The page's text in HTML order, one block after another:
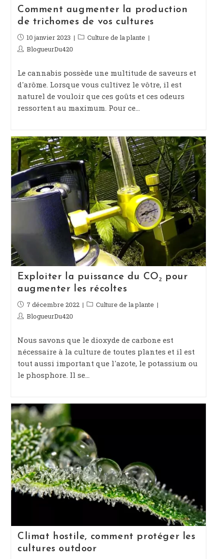
Comment augmenter la production
de trichomes de vos cultures
Publication
publiée :
10 janvier 2023
PostCulture de la plante
Auteur/autrice
la
publication :
BlogueurDu420
Le cannabis possède une multitude de saveurs et
d'arôme. Lorsque vous cultivez le vôtre, il est
naturel de vouloir que ces goûts et ces odeurs
ressortent au maximum. Pour ce…
Exploiter la puissance du CO₂ pour
augmenter les récoltes
Publication
publiée :
7 décembre 2022
PostCulture de la plante
Auteur/autrice
la
publication :
BlogueurDu420
Nous savons que le dioxyde de carbone est
nécessaire à la culture de toutes plantes et il est
tout aussi important que l'azote, le potassium ou
le phosphore. Il se…
Climat hostile, comment protéger les
cultures outdoor